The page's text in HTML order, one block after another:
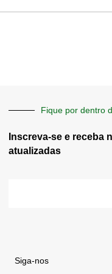
Fique por dentro
Inscreva-se e receba
atualizadas
Siga-nos